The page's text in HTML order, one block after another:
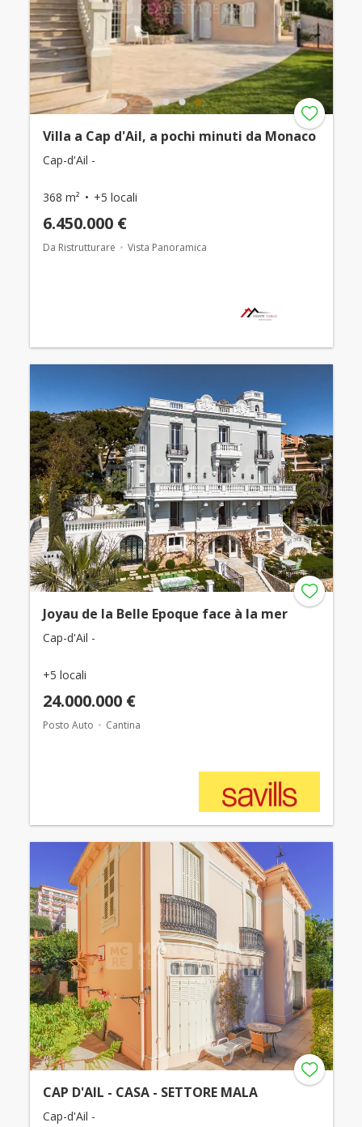
Villa a Cap d'Ail, a pochi minuti da Monaco
Cap-d'Ail -
368 m² +5 locali
6.450.000 €
Da Ristrutturare Vista Panoramica
Joyau de la Belle Epoque face à la mer
Cap-d'Ail -
+5 locali
24.000.000 €
Posto Auto Cantina
CAP D'AIL - CASA - SETTORE MALA
Cap-d'Ail -